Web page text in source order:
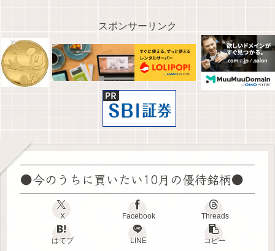
スポンサーリンク
●今のうちに買いたい10月の優待銘柄●
X Facebook Threads
はてブ LINE コピー